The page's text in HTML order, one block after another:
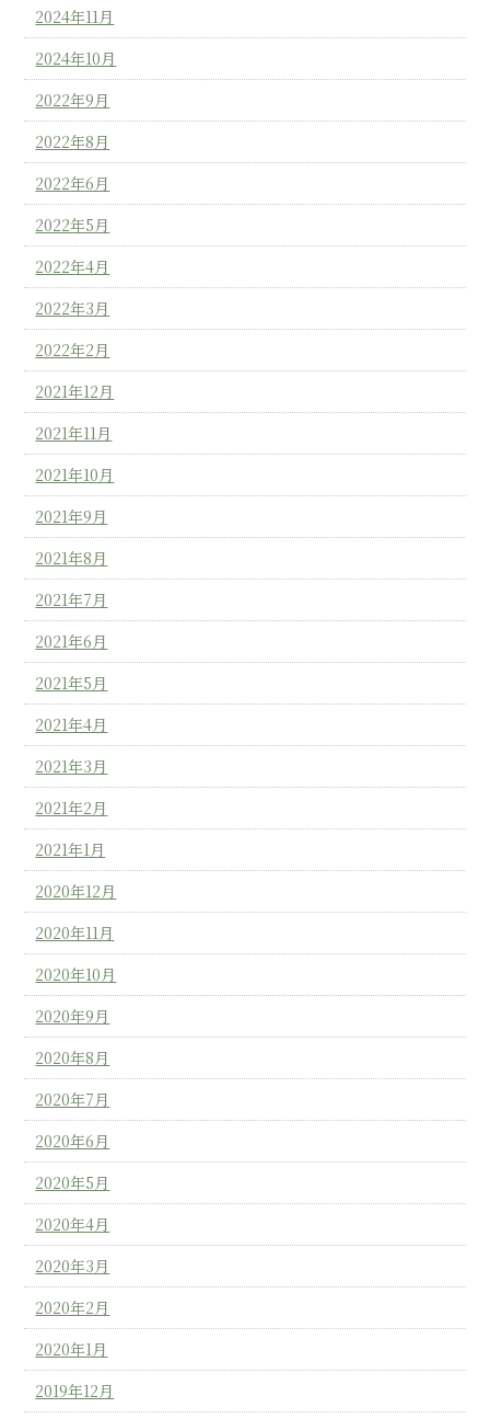
2024年11月
2024年10月
2022年9月
2022年8月
2022年6月
2022年5月
2022年4月
2022年3月
2022年2月
2021年12月
2021年11月
2021年10月
2021年9月
2021年8月
2021年7月
2021年6月
2021年5月
2021年4月
2021年3月
2021年2月
2021年1月
2020年12月
2020年11月
2020年10月
2020年9月
2020年8月
2020年7月
2020年6月
2020年5月
2020年4月
2020年3月
2020年2月
2020年1月
2019年12月